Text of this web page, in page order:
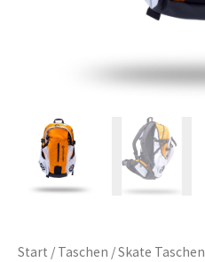
Start / Taschen /Skate Taschen